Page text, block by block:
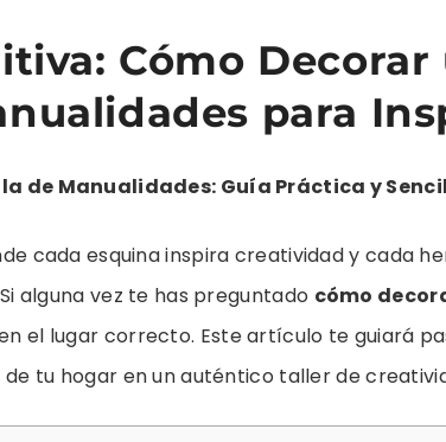
Cómo Decorar
para
de Manualidades: Guía Práctica y
cada esquina inspira creatividad y cada
alguna vez te has preguntado cómo
el lugar correcto. Este artículo te guiará
tu hogar en un auténtico taller de